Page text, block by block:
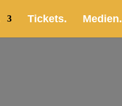
Tickets. Medien.